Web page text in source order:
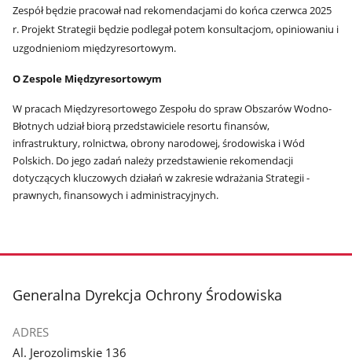
Zespół będzie pracował nad rekomendacjami do końca czerwca 2025
r. Projekt Strategii będzie podlegał potem konsultacjom, opiniowaniu i
uzgodnieniom międzyresortowym.
O Zespole Międzyresortowym
W pracach Międzyresortowego Zespołu do spraw Obszarów Wodno-
Błotnych udział biorą przedstawiciele resortu finansów,
infrastruktury, rolnictwa, obrony narodowej, środowiska i Wód
Polskich. Do jego zadań należy przedstawienie rekomendacji
dotyczących kluczowych działań w zakresie wdrażania Strategii -
prawnych, finansowych i administracyjnych.
stopka
Generalna Dyrekcja Ochrony Środowiska
ADRES
Al. Jerozolimskie 136